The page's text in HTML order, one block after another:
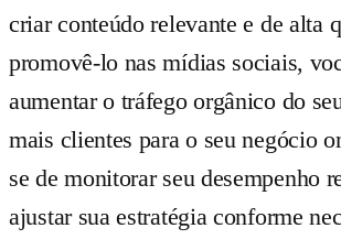
criar conteúdo relevante e de alta
promovê-lo nas mídias sociais,
aumentar o tráfego orgânico do
mais clientes para o seu negócio
se de monitorar seu desempenho
ajustar sua estratégia conforme